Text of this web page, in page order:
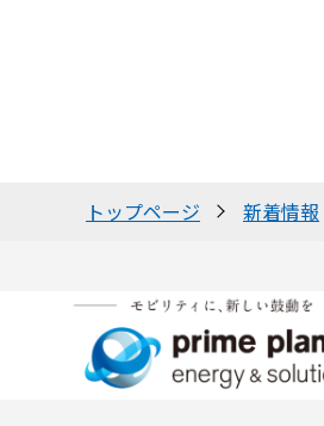
トップページ 新着情報